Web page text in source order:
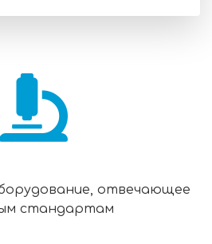
отвечающее
стандартам